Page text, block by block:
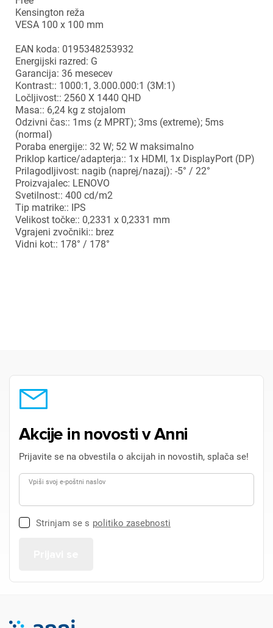
Kensington reža
VESA 100 x 100 mm
EAN koda: 0195348253932
Energijski razred: G
Garancija: 36 mesecev
Kontrast:: 1000:1, 3.000.000:1 (3M:1)
Ločljivost:: 2560 X 1440 QHD
Masa:: 6,24 kg z stojalom
Odzivni čas:: 1ms (z MPRT); 3ms (extreme); 5ms
(normal)
Poraba energije:: 32 W; 52 W maksimalno
Priklop kartice/adapterja:: 1x HDMI, 1x DisplayPort (DP)
Prilagodljivost: nagib (naprej/nazaj): -5° / 22°
Proizvajalec: LENOVO
Svetilnost:: 400 cd/m2
Tip matrike:: IPS
Velikost točke:: 0,2331 x 0,2331 mm
Vgrajeni zvočniki:: brez
Vidni kot:: 178° / 178°
Akcije in novosti v Anni
Prijavite se na obvestila o akcijah in novostih, splača se!
Vpiši svoj e-poštni naslov
Strinjam se s politiko zasebnosti
Prijava
Za dodajanje na seznam želja morate biti prijavljeni.
Prekliči